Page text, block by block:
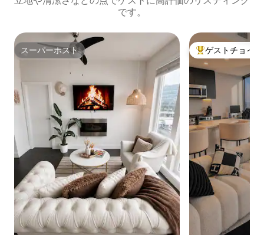
です。
スーパーホスト
スーパーホスト 大好評のゲスト
ゲストチョイス